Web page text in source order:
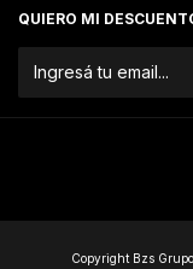
QUIERO MI
Copyright Bzs